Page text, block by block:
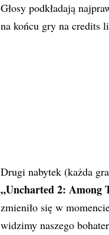
Głosy podkładają
na końcu gry na credits
Drugi nabytek (każda
„Uncharted 2: Among
zmieniło się w
widzimy naszego